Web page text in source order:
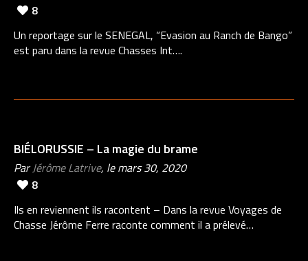
8
Un reportage sur le SENEGAL, “Evasion au Ranch de Bango”
est paru dans la revue Chasses Int….
BIÉLORUSSIE – La magie du brame
ParJérôme Latrive, le mars 30, 2020
8
Ils en reviennent ils racontent – Dans la revue Voyages de
Chasse Jérôme Ferre raconte comment il a prélevé…